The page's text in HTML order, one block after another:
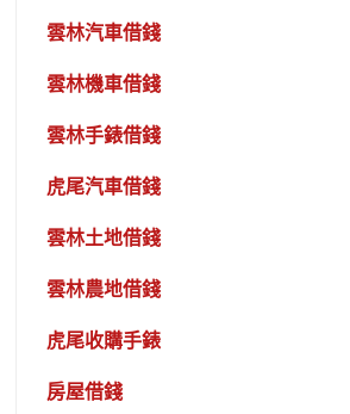
雲林汽車借錢
雲林機車借錢
雲林手錶借錢
虎尾汽車借錢
雲林土地借錢
雲林農地借錢
虎尾收購手錶
房屋借錢